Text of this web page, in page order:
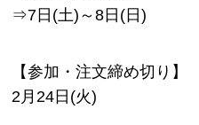
⇒7日(土)～8日(日)
【参加・注文締め切り】
2月24日(火)